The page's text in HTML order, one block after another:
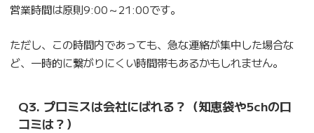
営業時間は原則9:00～21:00です。
ただし、この時間内であっても、急な連絡が集中した場合な
ど、一時的に繋がりにくい時間帯もあるかもしれません。
Q3. プロミスは会社にばれる？（知恵袋や5chの口
コミは？）